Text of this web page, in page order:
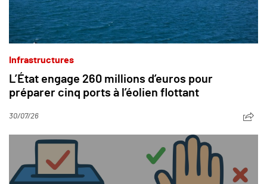
Infrastructures
L’État engage 260 millions d’euros pour
préparer cinq ports à l’éolien flottant
30/07/26